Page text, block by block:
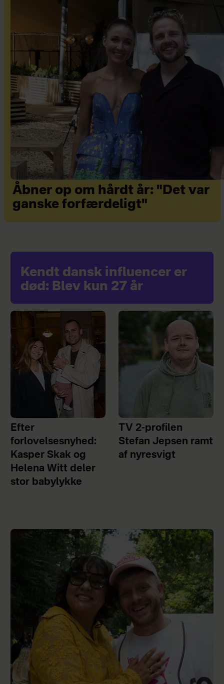
Åbner op om hårdt år: "Det var
ganske forfærdeligt"
Kendt dansk influencer er
død: Blev kun 27 år
Efter
forlovelsesnyhed:
Kasper Skak og
Helena Witt deler
stor babylykke
TV 2-profilen
Stefan Jepsen ramt
af nyresvigt